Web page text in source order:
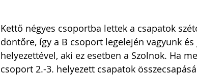
Kettő négyes csoportba lettek a csapatok
döntőre, így a B csoport legelején vagyunk
helyezettével, aki ez esetben a Szolnok. Ha
csoport 2.-3. helyezett csapatok